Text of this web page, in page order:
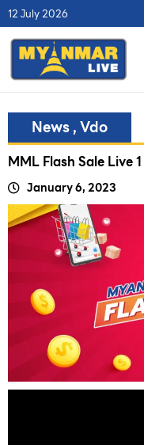
12 July 2026
News,Vdo
MML Flash Sale Live 1
January 6, 2023